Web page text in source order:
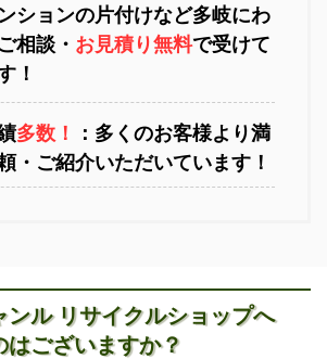
収 古平町不用品回収
回収 京極町不用品回収
収 室蘭不用品回収
ションの片付けなど多岐にわ
相談・ お見積り無料で受けて
！
多数！
：多くのお客様より満
・ご紹介いただいています！
ンル リサイクルショップへ
はございますか？